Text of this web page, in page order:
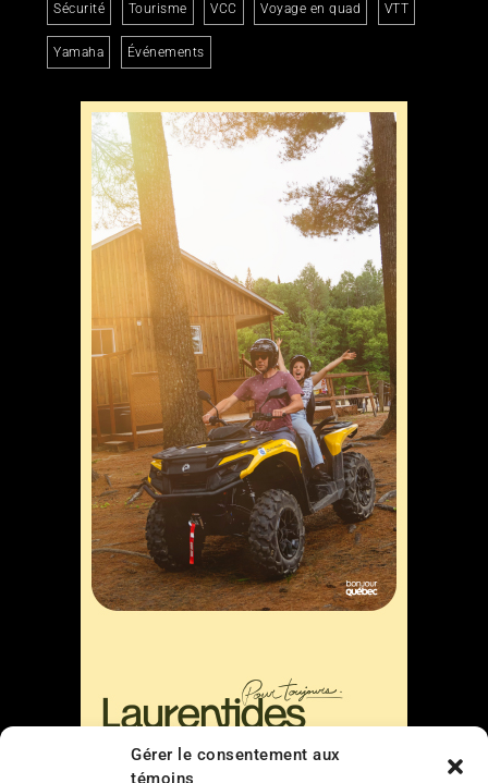
Gérer le consentement aux
témoins
Sécurité Tourisme VCC Voyage en quad VTT
Yamaha Événements